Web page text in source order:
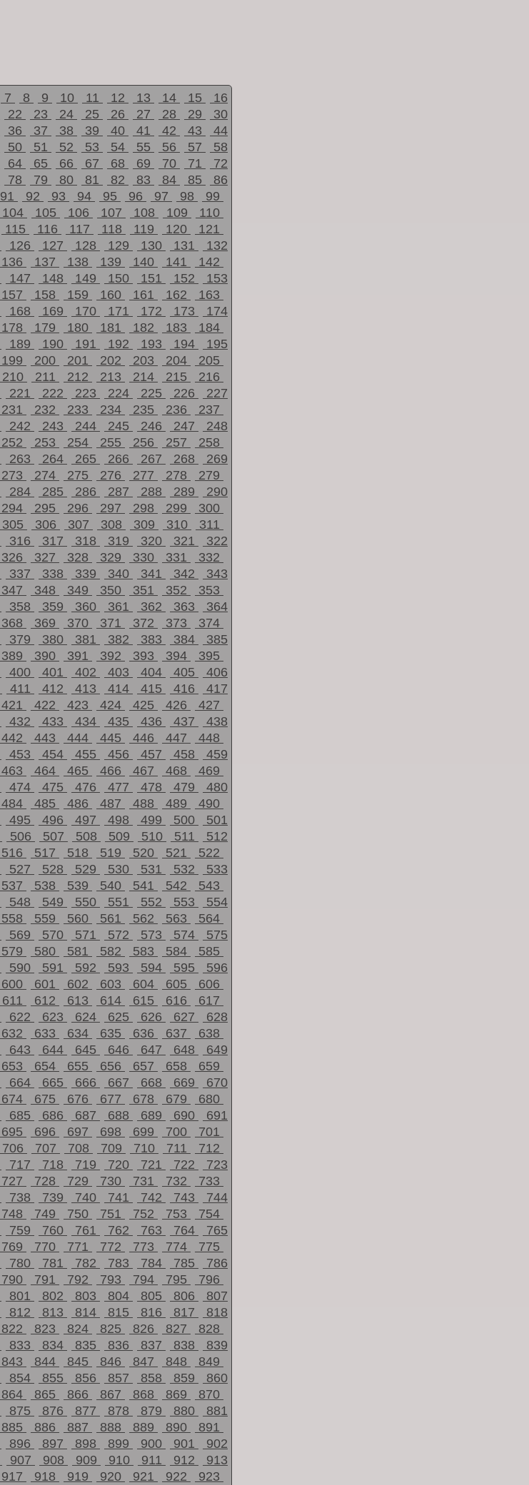
7 8 9 10 11 12 13 14 15
16
22 23 24 25 26 27 28 29
30
36 37 38 39 40 41 42 43
44
50 51 52 53 54 55 56 57
58
64 65 66 67 68 69 70 71
72
78 79 80 81 82 83 84 85
86
91 92 93 94 95 96 97 98
99
104 105 106 107 108 109
110
115 116 117 118 119 120
121
126 127 128 129 130 131
132
136 137 138 139 140 141
142
147 148 149 150 151 152
153
157 158 159 160 161 162
163
168 169 170 171 172 173
174
178 179 180 181 182 183
184
189 190 191 192 193 194
195
199 200 201 202 203 204
205
210 211 212 213 214 215
216
221 222 223 224 225 226
227
231 232 233 234 235 236
237
242 243 244 245 246 247
248
252 253 254 255 256 257
258
263 264 265 266 267 268
269
273 274 275 276 277 278
279
284 285 286 287 288 289
290
294 295 296 297 298 299
300
305 306 307 308 309 310
311
316 317 318 319 320 321
322
326 327 328 329 330 331
332
337 338 339 340 341 342
343
347 348 349 350 351 352
353
358 359 360 361 362 363
364
368 369 370 371 372 373
374
379 380 381 382 383 384
385
389 390 391 392 393 394
395
400 401 402 403 404 405
406
411 412 413 414 415 416
417
421 422 423 424 425 426
427
432 433 434 435 436 437
438
442 443 444 445 446 447
448
453 454 455 456 457 458
459
463 464 465 466 467 468
469
474 475 476 477 478 479
480
484 485 486 487 488 489
490
495 496 497 498 499 500
501
506 507 508 509 510 511
512
516 517 518 519 520 521
522
527 528 529 530 531 532
533
537 538 539 540 541 542
543
548 549 550 551 552 553
554
558 559 560 561 562 563
564
569 570 571 572 573 574
575
579 580 581 582 583 584
585
590 591 592 593 594 595
596
600 601 602 603 604 605
606
611 612 613 614 615 616
617
622 623 624 625 626 627
628
632 633 634 635 636 637
638
643 644 645 646 647 648
649
653 654 655 656 657 658
659
664 665 666 667 668 669
670
674 675 676 677 678 679
680
685 686 687 688 689 690
691
695 696 697 698 699 700
701
706 707 708 709 710 711
712
717 718 719 720 721 722
723
727 728 729 730 731 732
733
738 739 740 741 742 743
744
748 749 750 751 752 753
754
759 760 761 762 763 764
765
769 770 771 772 773 774
775
780 781 782 783 784 785
786
790 791 792 793 794 795
796
801 802 803 804 805 806
807
812 813 814 815 816 817
818
822 823 824 825 826 827
828
833 834 835 836 837 838
839
843 844 845 846 847 848
849
854 855 856 857 858 859
860
864 865 866 867 868 869
870
875 876 877 878 879 880
881
885 886 887 888 889 890
891
896 897 898 899 900 901
902
907 908 909 910 911 912
913
917 918 919 920 921 922
923